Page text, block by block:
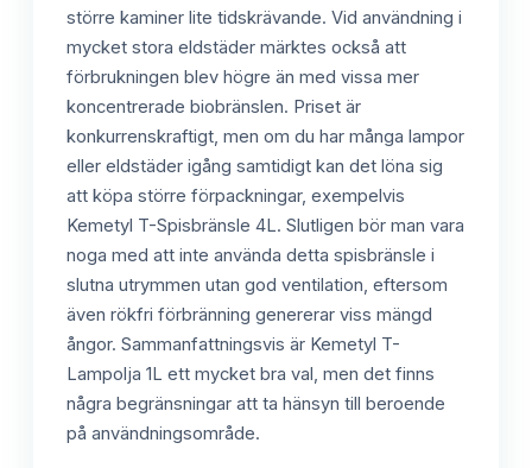
större kaminer lite tidskrävande. Vid användning i
mycket stora eldstäder märktes också att
förbrukningen blev högre än med vissa mer
koncentrerade biobränslen. Priset är
konkurrenskraftigt, men om du har många lampor
eller eldstäder igång samtidigt kan det löna sig
att köpa större förpackningar, exempelvis
Kemetyl T-Spisbränsle 4L. Slutligen bör man vara
noga med att inte använda detta spisbränsle i
slutna utrymmen utan god ventilation, eftersom
även rökfri förbränning genererar viss mängd
ångor. Sammanfattningsvis är Kemetyl T-
Lampolja 1L ett mycket bra val, men det finns
några begränsningar att ta hänsyn till beroende
på användningsområde.